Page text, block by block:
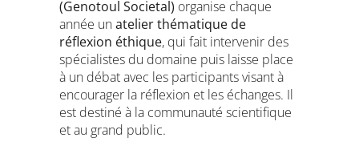
(Genotoul Societal) organise chaque
année unatelier thématique de
réflexion éthique, qui fait intervenir des
spécialistes du domaine puis laisse place
à un débat avec les participants visant à
encourager la réflexion et les échanges. Il
est destiné à la communauté scientifique
et au grand public.